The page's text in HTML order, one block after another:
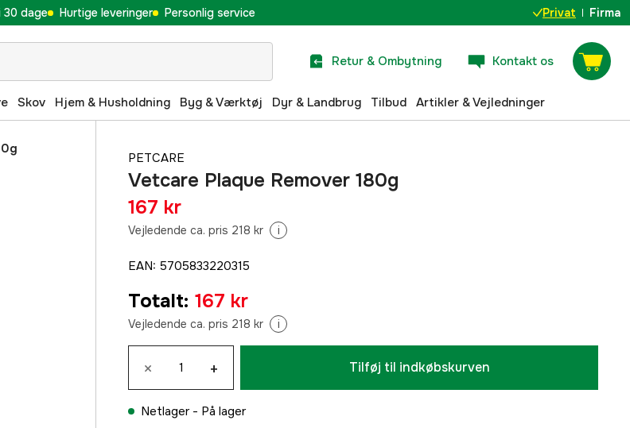
30 dage Hurtige leveringer Personlig service Privat Firma
Retur & Ombytning Kontakt os
Skov Hjem & Husholdning Byg & Værktøj Dyr & Landbrug Tilbud Artikler & Vejledninger
PETCARE
Vetcare Plaque Remover 180g
167 kr
Vejledende ca. pris 218 kr i
EAN: 5705833220315
Totalt: 167 kr
Vejledende ca. pris 218 kr i
× + Tilføj til indkøbskurven
Netlager - På lager